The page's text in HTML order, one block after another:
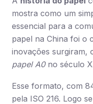
mostra como um
essencial para a
papel na China foi o
inovações surgiram,
papel A0no século
Esse formato, com
pela ISO 216. Logo